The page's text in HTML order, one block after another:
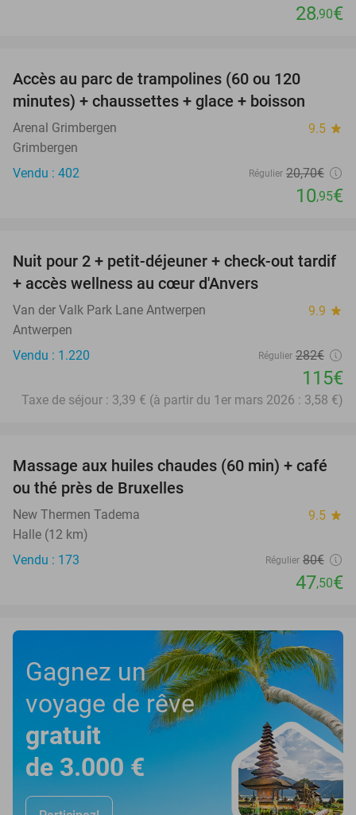
28,90€
Accès au parc de trampolines (60 ou 120
minutes) + chaussettes + glace + boisson
Arenal Grimbergen 9.5 star
Grimbergen
Vendu : 402
Régulier 20,70€
10,95€
59%
Nuit pour 2 + petit-déjeuner + check-out tardif
+ accès wellness au cœur d'Anvers
Van der Valk Park Lane Antwerpen 9.9 star
Antwerpen
Vendu : 1.220
Régulier 282€
115€
Taxe de séjour : 3,39 € (à partir du 1er mars 2026 : 3,58 €)
41%
Massage aux huiles chaudes (60 min) + café
ou thé près de Bruxelles
New Thermen Tadema 9.5 star
Halle (12 km)
Vendu : 173
Régulier 80€
47,50€
Gagnez un
voyage de rêve
gratuit
de 3.000 €